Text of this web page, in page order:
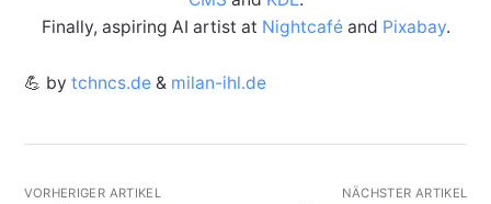
Finally, aspiring AI artist at Nightcaféand Pixabay.
💪 by tchncs.de& milan-ihl.de
VORHERIGER ARTIKEL NÄCHSTER ARTIKEL